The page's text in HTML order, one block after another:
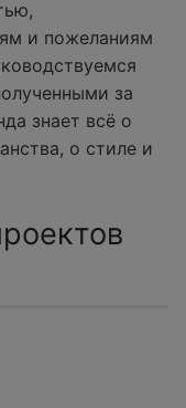
и пожеланиям
за
знает всё о
о стиле и